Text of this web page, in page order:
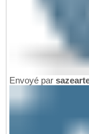
Envoyé par